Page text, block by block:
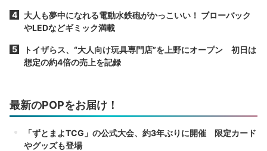
大人も夢中になれる電動水鉄砲がかっこいい！ ブローバック
やLEDなどギミック満載
トイザらス、“大人向け玩具専門店”を上野にオープン 初日は
想定の約4倍の売上を記録
最新のPOPをお届け！
「ずとまよTCG」の公式大会、約3年ぶりに開催 限定カード
やグッズも登場